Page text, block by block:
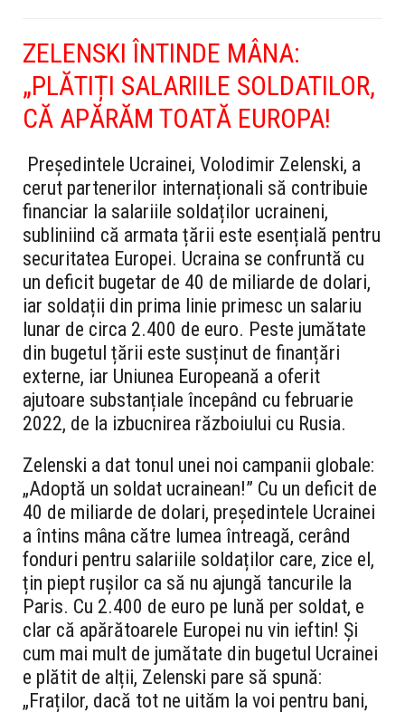
ZELENSKI ÎNTINDE MÂNA:
„PLĂTIȚI SALARIILE SOLDATILOR,
CĂ APĂRĂM TOATĂ EUROPA!
Președintele Ucrainei, Volodimir Zelenski, a
cerut partenerilor internaționali să contribuie
financiar la salariile soldaților ucraineni,
subliniind că armata țării este esențială pentru
securitatea Europei. Ucraina se confruntă cu
un deficit bugetar de 40 de miliarde de dolari,
iar soldații din prima linie primesc un salariu
lunar de circa 2.400 de euro. Peste jumătate
din bugetul țării este susținut de finanțări
externe, iar Uniunea Europeană a oferit
ajutoare substanțiale începând cu februarie
2022, de la izbucnirea războiului cu Rusia.
Zelenski a dat tonul unei noi campanii globale:
„Adoptă un soldat ucrainean!” Cu un deficit de
40 de miliarde de dolari, președintele Ucrainei
a întins mâna către lumea întreagă, cerând
fonduri pentru salariile soldaților care, zice el,
țin piept rușilor ca să nu ajungă tancurile la
Paris. Cu 2.400 de euro pe lună per soldat, e
clar că apărătoarele Europei nu vin ieftin! Și
cum mai mult de jumătate din bugetul Ucrainei
e plătit de alții, Zelenski pare să spună:
„Fraților, dacă tot ne uităm la voi pentru bani,